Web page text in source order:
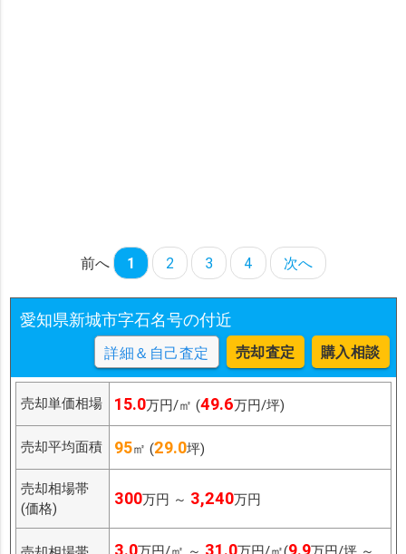
前へ 1 2 3 4 次へ
愛知県新城市字石名号の付近
詳細＆自己査定 売却査定 購入相談
売却単価相場 15.0万円/㎡ (49.6万円/坪)
売却平均面積 95㎡ (29.0坪)
売却相場帯
(価格)
300万円 ～ 3,240万円